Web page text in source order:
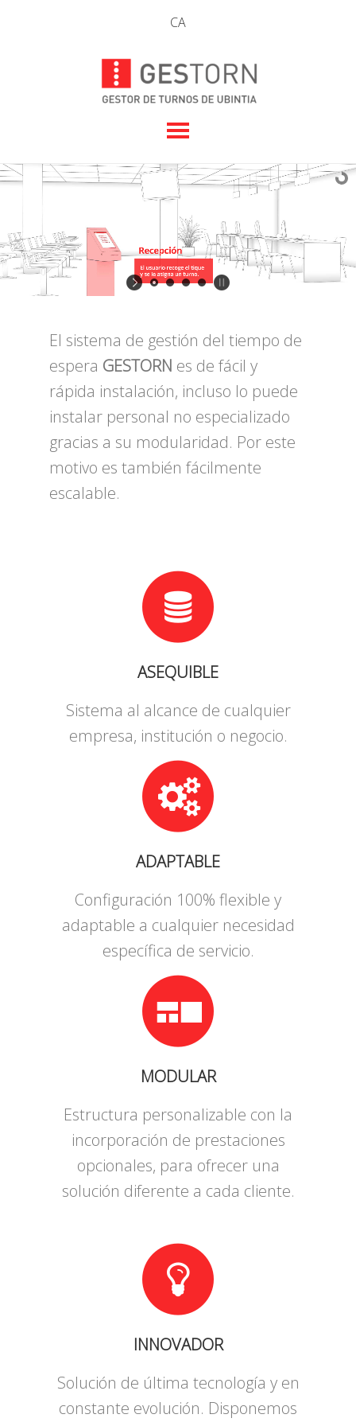
CA
El sistema de gestión del tiempo de
espera GESTORN es de fácil y
rápida instalación, incluso lo puede
instalar personal no especializado
gracias a su modularidad. Por este
motivo es también fácilmente
escalable.
ASEQUIBLE
Sistema al alcance de cualquier
empresa, institución o negocio.
ADAPTABLE
Configuración 100% flexible y
adaptable a cualquier necesidad
específica de servicio.
MODULAR
Estructura personalizable con la
incorporación de prestaciones
opcionales, para ofrecer una
solución diferente a cada cliente.
INNOVADOR
Solución de última tecnología y en
constante evolución. Disponemos